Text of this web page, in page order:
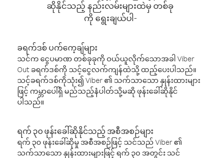
ဆိုနိုင်သည့် နည်းလမ်းများထဲမှ တစ်ခု
ကို ရွေးချယ်ပါ-
ခရက်ဒစ် ပက်ကေ့ချ်များ
သင်က ငွေပမာဏ တစ်ခုခုကို ဝယ်ယူလိုက်သောအခါ Viber
Out ခရက်ဒစ်ကို သင့်ငွေလက်ကျန်ထဲသို့ ထည့်ပေးပါသည်။
သင့်ခရက်ဒစ်ကိုသုံး၍ Viber ၏ သက်သာသော နှုန်းထားများ
ဖြင့် ကမ္ဘာပေါ်ရှိ မည်သည့်နံပါတ်သို့မဆို ဖုန်းခေါ်ဆိုနိုင်
ပါသည်။
ရက် ၃၀ ဖုန်းခေါ်ဆိုနိုင်သည့် အစီအစဉ်များ
ရက် ၃၀ ဖုန်းခေါ်ဆိုမှု အစီအစဉ်ဖြင့် သင်သည် Viber ၏
သက်သာသော နှုန်းထားများဖြင့် ရက် ၃၀ အတွင်း သင်